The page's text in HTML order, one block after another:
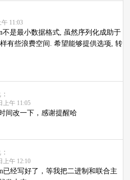
11:03
不是最小数据格式, 虽然序列化成助于
有些浪费空间. 希望能够提供选项, 转
上午 11:05
间改一下，感谢提醒哈
上午 12:10
已经写好了，等我把二进制和联合主